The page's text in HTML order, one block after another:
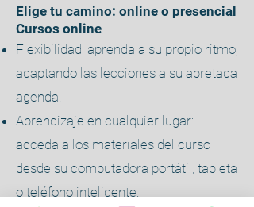
Elige tu camino: online o presencial
Cursos online
Flexibilidad: aprenda a su propio ritmo,
adaptando las lecciones a su apretada
agenda.
Aprendizaje en cualquier lugar:
acceda a los materiales del curso
desde su computadora portátil, tableta
o teléfono inteligente.